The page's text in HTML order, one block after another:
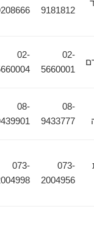
9181812
9208666
02-
5660001
02-
5660004
08-
9433777
08-
9439901
073-
2004956
073-
2004998